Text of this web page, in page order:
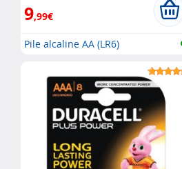
9,99€
Pile alcaline AA (LR6)